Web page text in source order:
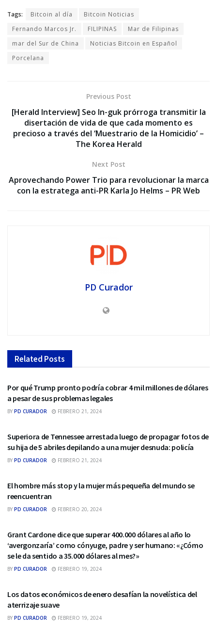
Tags: Bitcoin al día
Bitcoin Noticias
Fernando Marcos Jr.
FILIPINAS
Mar de Filipinas
mar del Sur de China
Noticias Bitcoin en Español
Porcelana
Previous Post
[Herald Interview] Seo In-guk prórroga transmitir la
disertación de vida de que cada momento es
precioso a través del ‘Muestrario de la Homicidio’ –
The Korea Herald
Next Post
Aprovechando Power Trio para revolucionar la marca
con la estratega anti-PR Karla Jo Helms – PR Web
PD Curador
Related Posts
BITCOIN
Por qué Trump pronto podría cobrar 4 mil millones de dólares
a pesar de sus problemas legales
BY PD CURADOR FEBRERO 21, 2024
Superiora de Tennessee arrestada luego de propagar fotos de
su hija de 5 abriles depilando a una mujer desnuda: policía
BY PD CURADOR FEBRERO 21, 2024
El hombre más stop y la mujer más pequeña del mundo se
reencuentran
BY PD CURADOR FEBRERO 20, 2024
Grant Cardone dice que superar 400.000 dólares al año lo
‘avergonzaría’ como cónyuge, padre y ser humano: «¿Cómo
se le da sentido a 35.000 dólares al mes?»
BY PD CURADOR FEBRERO 19, 2024
Los datos económicos de enero desafían la novelística del
aterrizaje suave
BY PD CURADOR FEBRERO 19, 2024